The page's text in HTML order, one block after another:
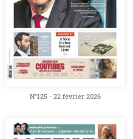
N°125 - 22 février 2026